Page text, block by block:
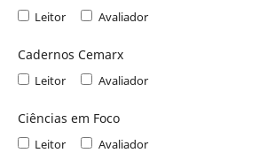
Leitor Avaliador
Cadernos Cemarx
Leitor Avaliador
Ciências em Foco
Leitor Avaliador